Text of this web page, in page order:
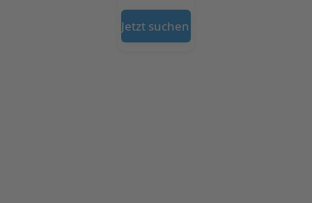
Jetzt suchen auf Booking.com